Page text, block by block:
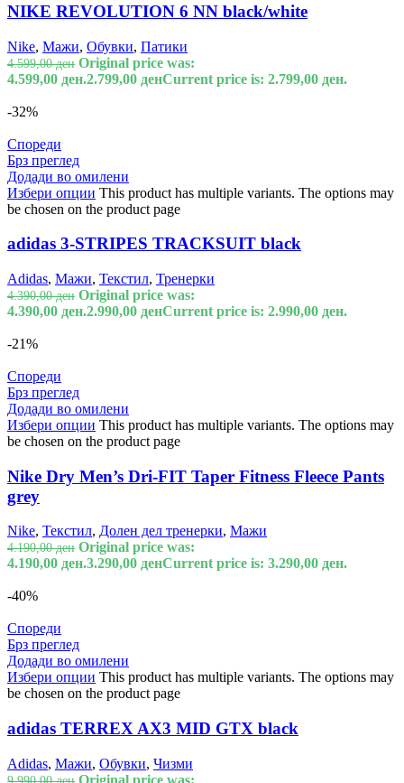
NIKE REVOLUTION 6 NN black/white
Nike, Мажи, Обувки, Патики
4.599,00ден Original price was:
4.599,00 ден.2.799,00 денCurrent price is: 2.799,00 ден.
-32%
Спореди
Брз преглед
Додади во омилени
Избери опции This product has multiple variants. The options may
be chosen on the product page
adidas 3-STRIPES TRACKSUIT black
Adidas, Мажи, Текстил, Тренерки
4.390,00ден Original price was:
4.390,00 ден.2.990,00 денCurrent price is: 2.990,00 ден.
-21%
Спореди
Брз преглед
Додади во омилени
Избери опции This product has multiple variants. The options may
be chosen on the product page
Nike Dry Men’s Dri-FIT Taper Fitness Fleece Pants
grey
Nike, Текстил, Долен дел тренерки, Мажи
4.190,00ден Original price was:
4.190,00 ден.3.290,00 денCurrent price is: 3.290,00 ден.
-40%
Спореди
Брз преглед
Додади во омилени
Избери опции This product has multiple variants. The options may
be chosen on the product page
adidas TERREX AX3 MID GTX black
Adidas, Мажи, Обувки, Чизми
Original price was: